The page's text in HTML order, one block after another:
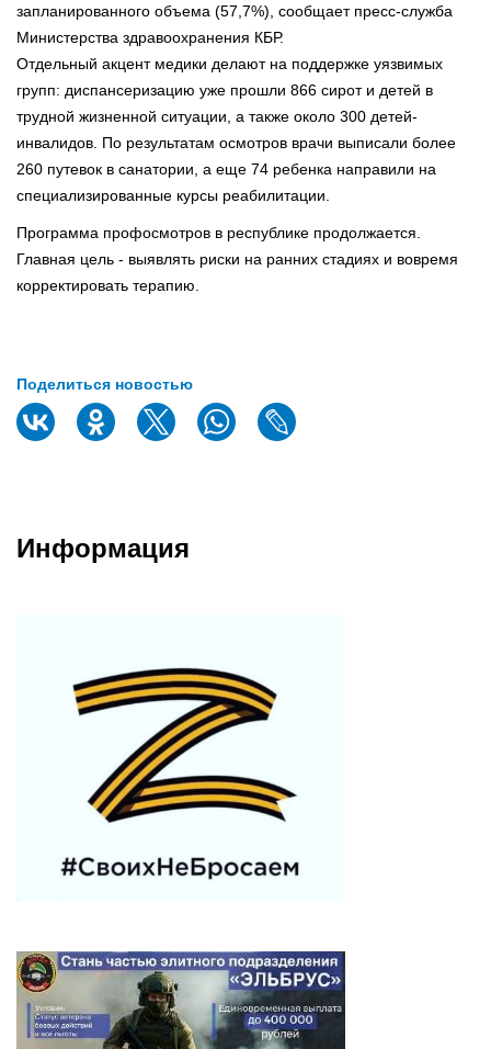
запланированного объема (57,7%), сообщает пресс-служба
Министерства здравоохранения КБР.
Отдельный акцент медики делают на поддержке уязвимых
групп: диспансеризацию уже прошли 866 сирот и детей в
трудной жизненной ситуации, а также около 300 детей-
инвалидов. По результатам осмотров врачи выписали более
260 путевок в санатории, а еще 74 ребенка направили на
специализированные курсы реабилитации.
Программа профосмотров в республике продолжается.
Главная цель - выявлять риски на ранних стадиях и вовремя
корректировать терапию.
Поделиться новостью
Информация